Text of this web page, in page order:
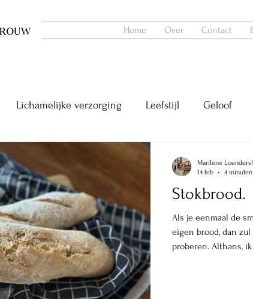
Home Over Contact
Lichamelijke verzorging Leefstijl Geloof
Stokbrood.
Als je eenmaal de
eigen brood, dan
proberen. Althans,
Marilène
14 feb
4